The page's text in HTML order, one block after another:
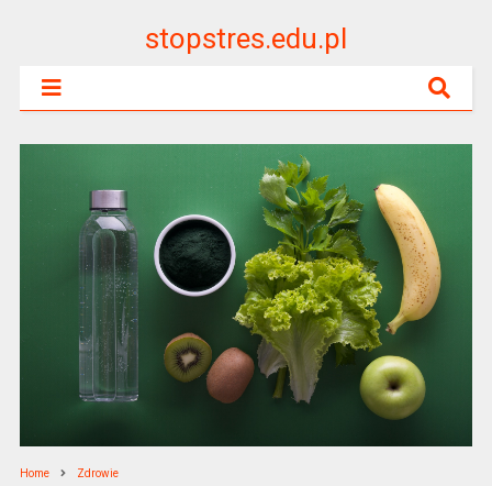
stopstres.edu.pl
Home Zdrowie